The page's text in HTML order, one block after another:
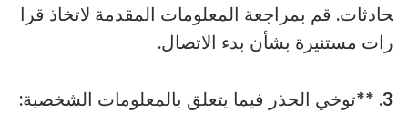
حادثات. قم بمراجعة المعلومات المقدمة لاتخاذ قرا
رات مستنيرة بشأن بدء الاتصال.
3. **توخي الحذر فيما يتعلق بالمعلومات الشخصية: